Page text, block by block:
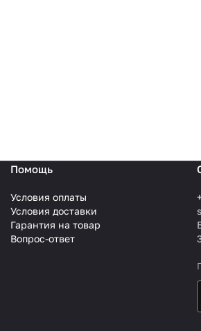
Помощь
Условия оплаты
Условия доставки
Гарантия на товар
Вопрос-ответ